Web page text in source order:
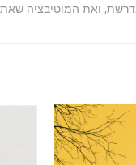
ואת המוטיבציה